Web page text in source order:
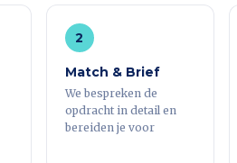
2
Match & Brief
We bespreken de
opdracht in detail en
bereiden je voor